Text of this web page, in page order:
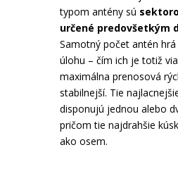
typom antény sú
určené predovšetkým
Samotný počet antén
úlohu – čím ich je totiž
maximálna prenosová
stabilnejší. Tie
disponujú jednou alebo
pričom tie najdrahšie
ako osem.